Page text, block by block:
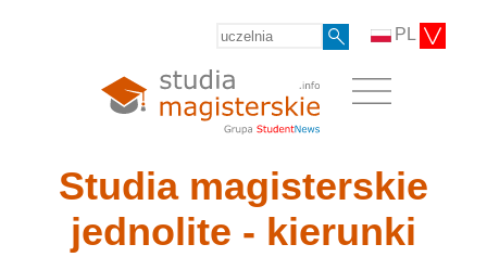
PL
Studia magisterskie
jednolite - kierunki